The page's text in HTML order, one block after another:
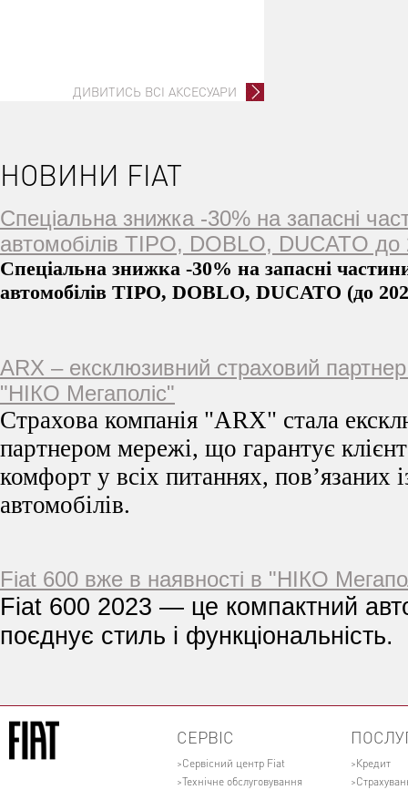
ДИВИТИСЬ ВСІ АКСЕСУАРИ
НОВИНИ FIAT
Спеціальна знижка -30% на запасні
автомобілів TIPO, DOBLO, DUCATO до
Спеціальна знижка -30% на запасні
автомобілів TIPO, DOBLO, DUCATO (до
ARX – ексклюзивний страховий
"НІКО Мегаполіс"
Страхова компанія "ARX" стала
партнером мережі, що гарантує
комфорт у всіх питаннях, пов’язаних
автомобілів.
Fiat 600 вже в наявності в "НІКО
Fiat 600 2023 — це компактний
поєднує стиль і функціональність.
СЕРВІС
Сервісний центр Fiat
Технічне обслуговування
Кредит